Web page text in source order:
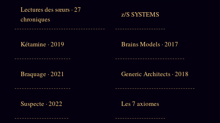
Lectures des sœurs · 27
chroniques
Kétamine · 2019
Braquage · 2021
Suspecte · 2022
z/S SYSTEMS
Brains Models · 2017
Generic Architects · 2018
Les 7 axiomes